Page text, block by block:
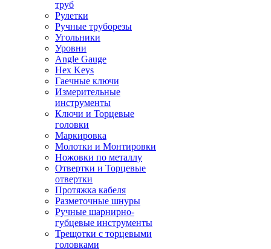
труб
Рулетки
Ручные труборезы
Угольники
Уровни
Angle Gauge
Hex Keys
Гаечные ключи
Измерительные
инструменты
Ключи и Торцевые
головки
Маркировка
Молотки и Монтировки
Ножовки по металлу
Отвертки и Торцевые
отвертки
Протяжка кабеля
Разметочные шнуры
Ручные шарнирно-
губцевые инструменты
Трещотки с торцевыми
головками